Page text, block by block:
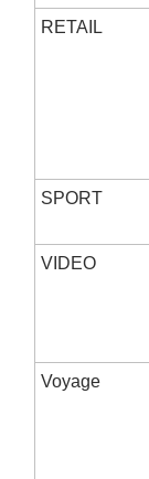
RETAIL
SPORT
VIDEO
Voyage